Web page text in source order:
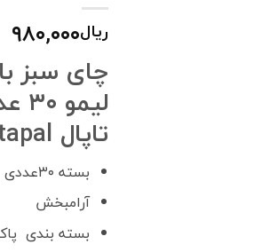
ریال۹۸۰,۰۰۰
چای سبز
تاپال tapal
بسته ۳۰عددی
آرامبخش
بسته بندی